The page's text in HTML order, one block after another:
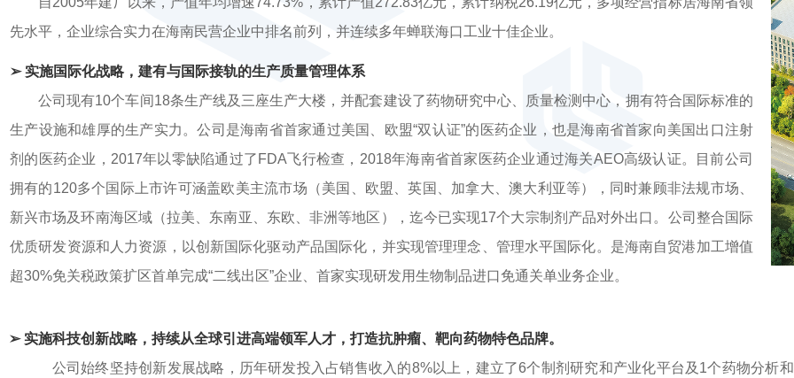
先水平，企业综合实力在海南民营企业中排名前列，并连续多年蝉联海口工业十佳企业。
➢ 实施国际化战略，建有与国际接轨的生产质量管理体系
公司现有10个车间18条生产线及三座生产大楼，并配套建设了药物研究中心、质量检测中心，拥有符合国际标准的
生产设施和雄厚的生产实力。公司是海南省首家通过美国、欧盟“双认证”的医药企业，也是海南省首家向美国出口注射
剂的医药企业，2017年以零缺陷通过了FDA飞行检查，2018年海南省首家医药企业通过海关AEO高级认证。目前公司
拥有的120多个国际上市许可涵盖欧美主流市场（美国、欧盟、英国、加拿大、澳大利亚等），同时兼顾非法规市场、
新兴市场及环南海区域（拉美、东南亚、东欧、非洲等地区），迄今已实现17个大宗制剂产品对外出口。公司整合国际
优质研发资源和人力资源，以创新国际化驱动产品国际化，并实现管理理念、管理水平国际化。是海南自贸港加工增值
超30%免关税政策扩区首单完成“二线出区”企业、首家实现研发用生物制品进口免通关单业务企业。
➢ 实施科技创新战略，持续从全球引进高端领军人才，打造抗肿瘤、靶向药物特色品牌。
公司始终坚持创新发展战略，历年研发投入占销售收入的8%以上，建立了6个制剂研究和产业化平台及1个药物分析和